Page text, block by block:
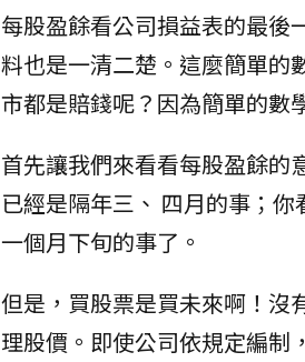
每股盈餘看公司損益表的最後
料也是一清二楚。這麼簡單的
市都是賠錢呢？因為簡單的數
首先讓我們來看看每股盈餘的
已經是隔年三、 四月的事；
一個月下旬的事了。
但是，買股票是買未來啊！沒
理股價。即使公司依規定編制